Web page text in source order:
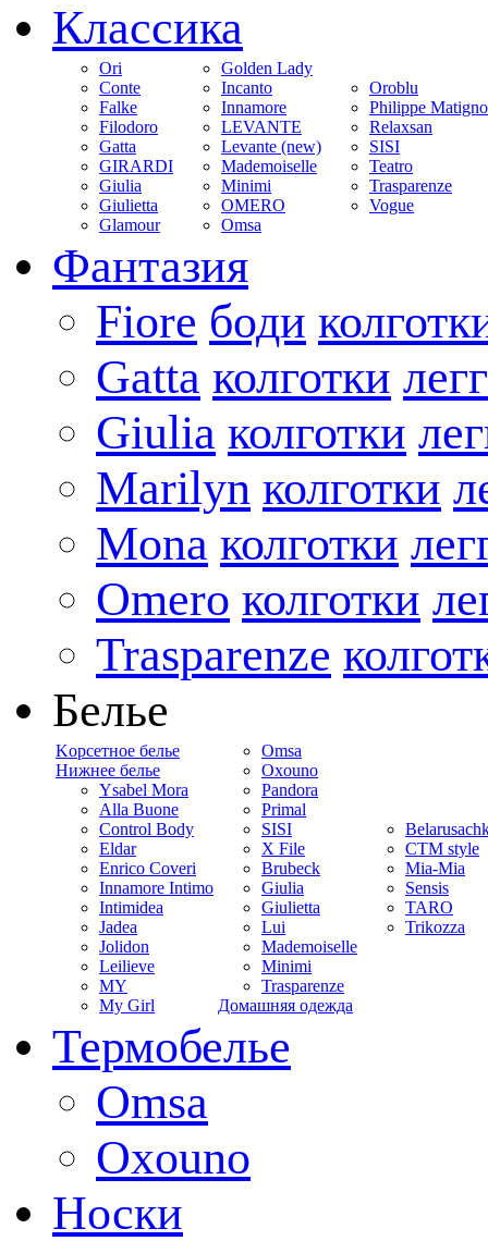
Классика
Ori
Conte
Falke
Filodoro
Gatta
GIRARDI
Giulia
Giulietta
Glamour
Golden Lady
Incanto
Innamore
LEVANTE
Levante (new)
Mademoiselle
Minimi
OMERO
Omsa
Oroblu
Philippe
Relaxsan
SISI
Teatro
Trasparenze
Vogue
Фантазия
Fiore боди
Gatta колготки
Giulia колготки
Marilyn колготки
Mona колготки
Omero колготки
Trasparenze
Белье
Kорсетное белье
Нижнее белье
Ysabel Mora
Alla Buone
Control Body
Eldar
Enrico Coveri
Innamore Intimo
Intimidea
Jadea
Jolidon
Leilieve
MY
My Girl
Omsa
Oxouno
Pandora
Primal
SISI
X File
Brubeck
Giulia
Giulietta
Lui
Mademoiselle
Minimi
Trasparenze
Домашняя одежда
CTM style
Mia-Mia
Sensis
TARO
Trikozza
Термобелье
Omsa
Oxouno
Носки